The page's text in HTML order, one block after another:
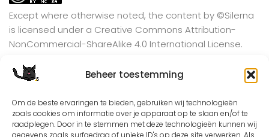
Beheer toestemming
Om de beste ervaringen te bieden, gebruiken wij technologieën
zoals cookies om informatie over je apparaat op te slaan en/of te
raadplegen. Door in te stemmen met deze technologieën kunnen wij
gegevens zoals surfgedrag of unieke ID's op deze site verwerken. Als
Except where otherwise noted, the content by ©Silerna
is licensed under a Creative Commons Attribution-
NonCommercial-ShareAlike 4.0 International License.